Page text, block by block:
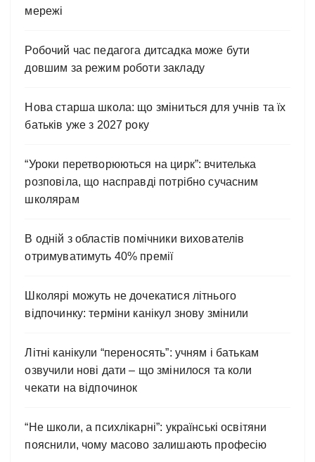
мережі
Робочий час педагога дитсадка може бути
довшим за режим роботи закладу
Нова старша школа: що зміниться для учнів та їх
батьків уже з 2027 року
“Уроки перетворюються на цирк”: вчителька
розповіла, що насправді потрібно сучасним
школярам
В одній з областів помічники вихователів
отримуватимуть 40% премії
Школярі можуть не дочекатися літнього
відпочинку: терміни канікул знову змінили
Літні канікули “переносять”: учням і батькам
озвучили нові дати – що змінилося та коли
чекати на відпочинок
“Не школи, а психлікарні”: українські освітяни
пояснили, чому масово залишають професію